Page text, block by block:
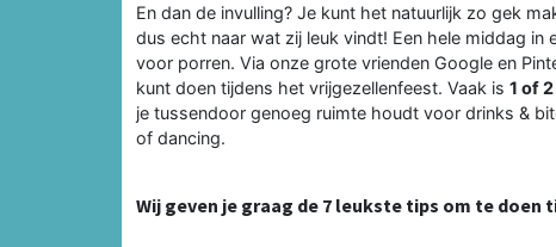
En dan de invulling? Je kunt het natuurlijk zo gek
dus echt naar wat zij leuk vindt! Een hele middag in
voor porren. Via onze grote vrienden Google en
kunt doen tijdens het vrijgezellenfeest. Vaak is 1 of
je tussendoor genoeg ruimte houdt voor drinks &
of dancing.
Wij geven je graag de 7 leukste tips om te